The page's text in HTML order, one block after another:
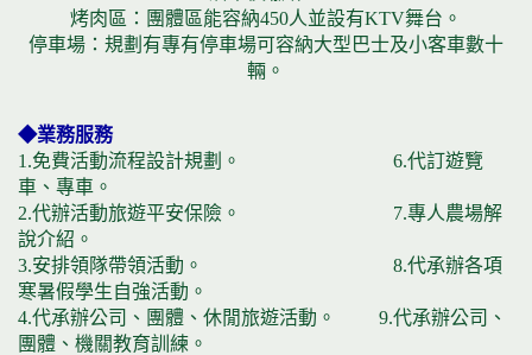
烤肉區：團體區能容納450人並設有KTV舞台。
停車場：規劃有專有停車場可容納大型巴士及小客車數十
輛。
◆業務服務
1.免費活動流程設計規劃。 6.代訂遊覽
車、專車。
2.代辦活動旅遊平安保險。 7.專人農場解
說介紹。
3.安排領隊帶領活動。 8.代承辦各項
寒暑假學生自強活動。
4.代承辦公司、團體、休閒旅遊活動。 9.代承辦公司、
團體、機關教育訓練。